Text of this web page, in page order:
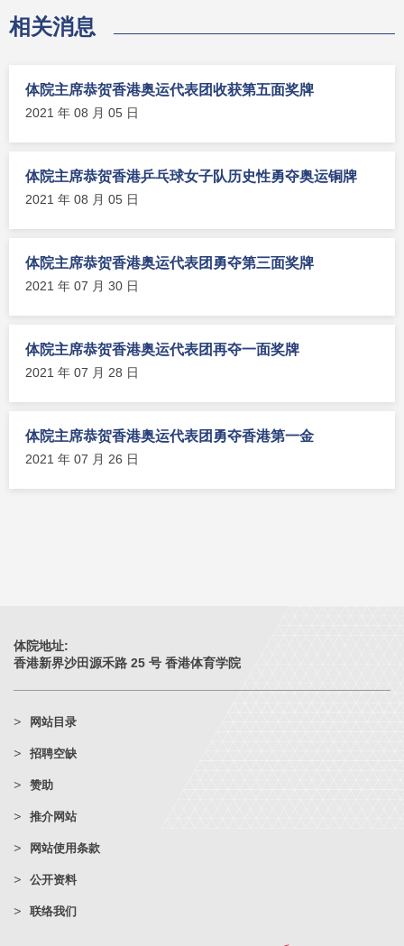
相关消息
体院主席恭贺香港奥运代表团收获第五面奖牌
2021 年 08 月 05 日
体院主席恭贺香港乒乓球女子队历史性勇夺奥运铜牌
2021 年 08 月 05 日
体院主席恭贺香港奥运代表团勇夺第三面奖牌
2021 年 07 月 30 日
体院主席恭贺香港奥运代表团再夺一面奖牌
2021 年 07 月 28 日
体院主席恭贺香港奥运代表团勇夺香港第一金
2021 年 07 月 26 日
体院地址:
香港新界沙田源禾路 25 号 香港体育学院
网站目录
招聘空缺
赞助
推介网站
网站使用条款
公开资料
联络我们